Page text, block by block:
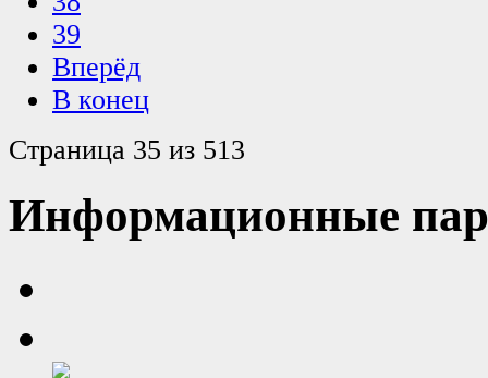
39
Вперёд
В конец
Страница 35 из 513
Информационные